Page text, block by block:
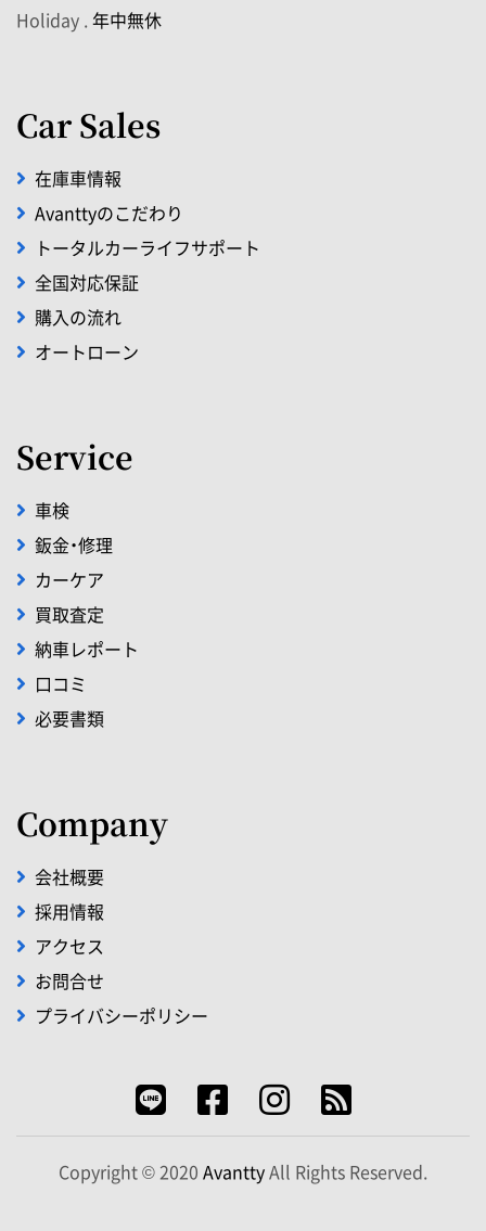
Holiday .年中無休
Car Sales
在庫車情報
Avanttyのこだわり
トータルカーライフサポート
全国対応保証
購入の流れ
オートローン
Service
車検
鈑金・修理
カーケア
買取査定
納車レポート
口コミ
必要書類
Company
会社概要
採用情報
アクセス
お問合せ
プライバシーポリシー
Copyright © 2020 AvanttyAll Rights Reserved.